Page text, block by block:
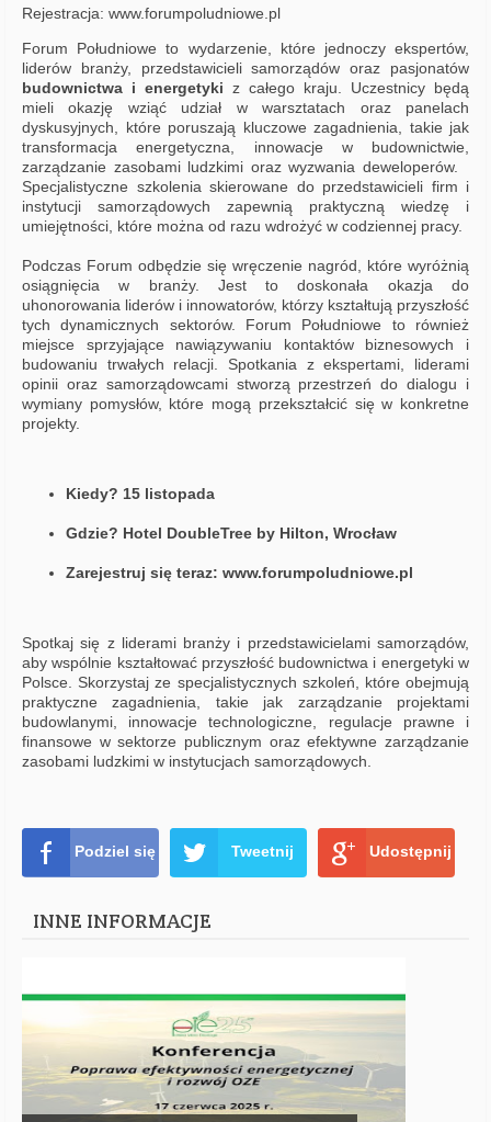
Rejestracja: www.forumpoludniowe.pl
Forum Południowe to wydarzenie, które jednoczy ekspertów,
liderów branży, przedstawicieli samorządów oraz pasjonatów
budownictwa i energetyki z całego kraju. Uczestnicy będą
mieli okazję wziąć udział w warsztatach oraz panelach
dyskusyjnych, które poruszają kluczowe zagadnienia, takie jak
transformacja energetyczna, innowacje w budownictwie,
zarządzanie zasobami ludzkimi oraz wyzwania deweloperów.
Specjalistyczne szkolenia skierowane do przedstawicieli firm i
instytucji samorządowych zapewnią praktyczną wiedzę i
umiejętności, które można od razu wdrożyć w codziennej pracy.
Podczas Forum odbędzie się wręczenie nagród, które wyróżnią
osiągnięcia w branży. Jest to doskonała okazja do
uhonorowania liderów i innowatorów, którzy kształtują przyszłość
tych dynamicznych sektorów. Forum Południowe to również
miejsce sprzyjające nawiązywaniu kontaktów biznesowych i
budowaniu trwałych relacji. Spotkania z ekspertami, liderami
opinii oraz samorządowcami stworzą przestrzeń do dialogu i
wymiany pomysłów, które mogą przekształcić się w konkretne
projekty.
Kiedy? 15 listopada
Gdzie? Hotel DoubleTree by Hilton, Wrocław
Zarejestruj się teraz: www.forumpoludniowe.pl
Spotkaj się z liderami branży i przedstawicielami samorządów,
aby wspólnie kształtować przyszłość budownictwa i energetyki w
Polsce. Skorzystaj ze specjalistycznych szkoleń, które obejmują
praktyczne zagadnienia, takie jak zarządzanie projektami
budowlanymi, innowacje technologiczne, regulacje prawne i
finansowe w sektorze publicznym oraz efektywne zarządzanie
zasobami ludzkimi w instytucjach samorządowych.
Podziel się Tweetnij Udostępnij
INNE INFORMACJE